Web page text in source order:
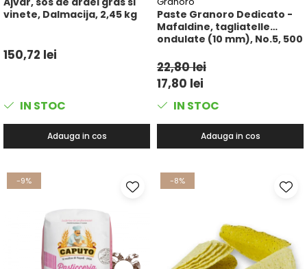
vinete, Dalmacija, 2,45 kg
150,72 lei
IN STOC
Adauga in cos
Paste Granoro Dedicato -
Mafaldine, tagliatelle
ondulate (10 mm), No.5, 500
22,80 lei
17,80 lei
IN STOC
Adauga in cos
-9% -8%